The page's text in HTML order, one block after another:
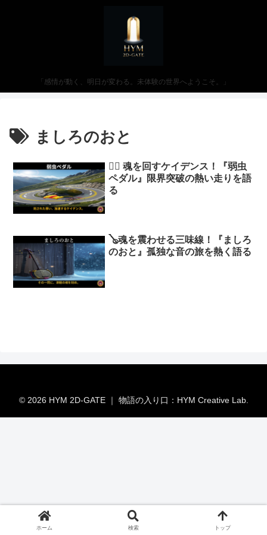
「感情が動く、明日が変わる。未体験の世界へようこそ。」
ましろのおと
🚴‍♂️ 魂を回すケイデンス！『弱虫
ペダル』限界突破の熱い走りを語
る
🪕魂を震わせる三味線！『ましろ
のおと』孤独な音の旅を熱く語る
© 2026 HYM 2D-GATE ｜ 物語の入り口：HYM Creative Lab.
ホーム 検索 トップ